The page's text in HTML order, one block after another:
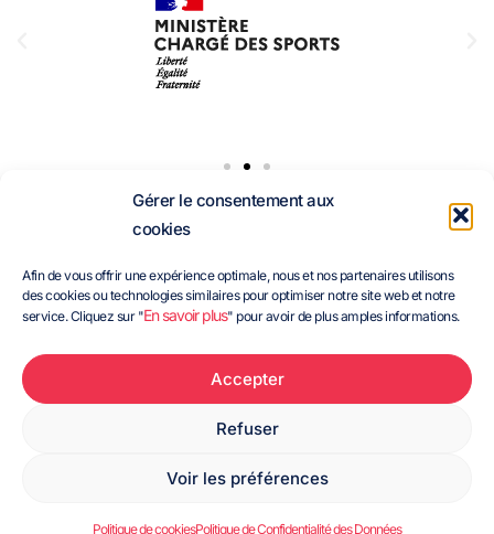
Gérer le consentement aux
cookies
Afin de vous offrir une expérience optimale, nous et nos partenaires utilisons
des cookies ou technologies similaires pour optimiser notre site web et notre
service. Cliquez sur "En savoir plus" pour avoir de plus amples informations.
Accepter
Refuser
Voir les préférences
Politique de cookiesPolitique de Confidentialité des Données
Coubertin -
Brézillet
22440
Ploufragan
02 96 76 25 01
secretariat@cdos22.fr
Horaires d'ouverture
13h30 - 18h00
Mentions légalesRGPD Politique de cookies (UE)